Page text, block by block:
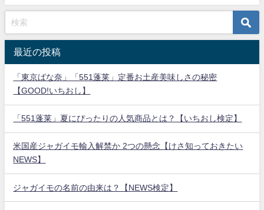
最近の投稿
「東京ばな奈」「551蓬莱」定番お土産美味しさの秘密
【GOOD!いちおし】
「551蓬莱」夏にぴったりの人気商品とは？【いちおし検定】
米国産ジャガイモ輸入解禁か 2つの懸念【けさ知っておきたい
NEWS】
ジャガイモの名前の由来は？【NEWS検定】